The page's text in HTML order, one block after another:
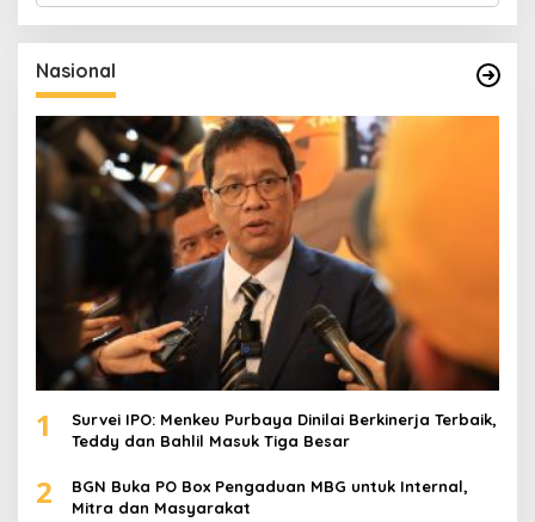
i
u
n
t
k
:
Nasional
1
Survei IPO: Menkeu Purbaya Dinilai Berkinerja Terbaik,
Teddy dan Bahlil Masuk Tiga Besar
2
BGN Buka PO Box Pengaduan MBG untuk Internal,
Mitra dan Masyarakat